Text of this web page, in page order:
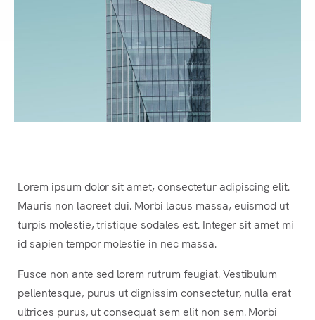
Lorem ipsum dolor sit amet, consectetur adipiscing elit.
Mauris non laoreet dui. Morbi lacus massa, euismod ut
turpis molestie, tristique sodales est. Integer sit amet mi
id sapien tempor molestie in nec massa.
Fusce non ante sed lorem rutrum feugiat. Vestibulum
pellentesque, purus ut dignissim consectetur, nulla erat
ultrices purus, ut consequat sem elit non sem. Morbi